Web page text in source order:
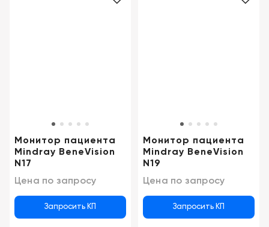
Монитор пациента
Mindray BeneVision
N17
Цена по запросу
Запросить КП
Монитор пациента
Mindray BeneVision
N19
Цена по запросу
Запросить КП